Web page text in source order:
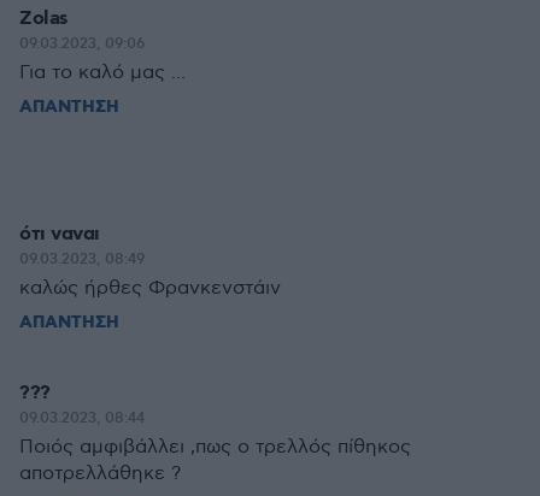
Zolas
09.03.2023, 09:06
Για το καλό μας ...
ΑΠΑΝΤΗΣΗ
ότι ναναι
09.03.2023, 08:49
καλώς ήρθες Φρανκενστάιν
ΑΠΑΝΤΗΣΗ
???
09.03.2023, 08:44
Ποιός αμφιβάλλει ,πως ο τρελλός πίθηκος
αποτρελλάθηκε ?